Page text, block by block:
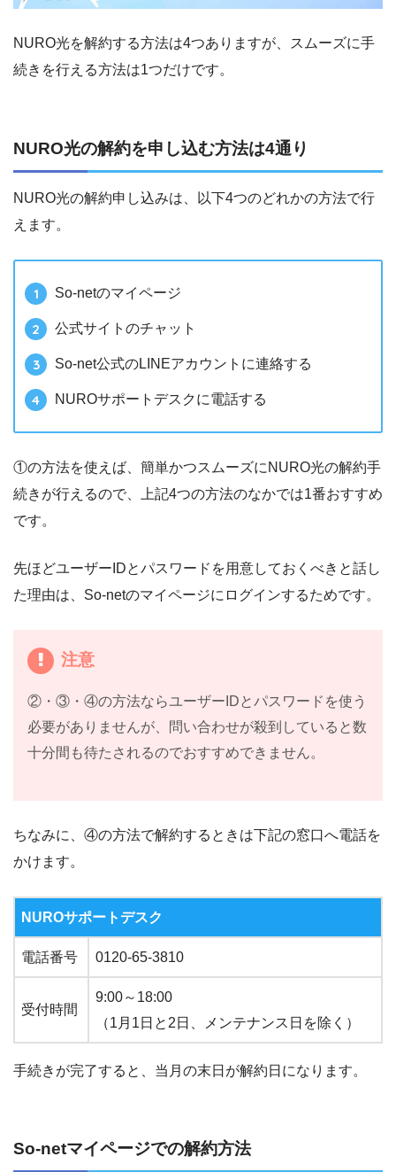
NURO光を解約する方法は4つありますが、スムーズに手
続きを行える方法は1つだけです。
NURO光の解約を申し込む方法は4通り
NURO光の解約申し込みは、以下4つのどれかの方法で行
えます。
So-netのマイページ
公式サイトのチャット
So-net公式のLINEアカウントに連絡する
NUROサポートデスクに電話する
①の方法を使えば、簡単かつスムーズにNURO光の解約手
続きが行えるので、上記4つの方法のなかでは1番おすすめ
です。
先ほどユーザーIDとパスワードを用意しておくべきと話し
た理由は、So-netのマイページにログインするためです。
注意
②・③・④の方法ならユーザーIDとパスワードを使う
必要がありませんが、問い合わせが殺到していると数
十分間も待たされるのでおすすめできません。
ちなみに、④の方法で解約するときは下記の窓口へ電話を
かけます。
NUROサポートデスク
電話番号 0120-65-3810
受付時間
9:00～18:00
（1月1日と2日、メンテナンス日を除く）
手続きが完了すると、当月の末日が解約日になります。
So-netマイページでの解約方法